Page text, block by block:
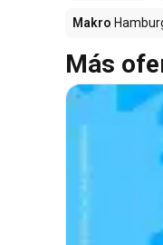
Makro
Más